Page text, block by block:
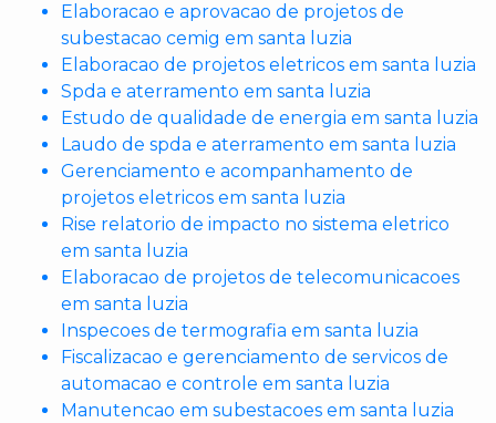
Elaboracao e aprovacao de projetos de
subestacao cemig em santa luzia
Elaboracao de projetos eletricos em santa luzia
Spda e aterramento em santa luzia
Estudo de qualidade de energia em santa luzia
Laudo de spda e aterramento em santa luzia
Gerenciamento e acompanhamento de
projetos eletricos em santa luzia
Rise relatorio de impacto no sistema eletrico
em santa luzia
Elaboracao de projetos de telecomunicacoes
em santa luzia
Inspecoes de termografia em santa luzia
Fiscalizacao e gerenciamento de servicos de
automacao e controle em santa luzia
Manutencao em subestacoes em santa luzia